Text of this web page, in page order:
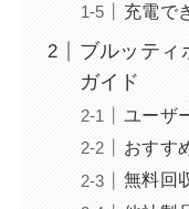
充電で
ブルッティ
ガイド
ユーザ
おすす
無料回